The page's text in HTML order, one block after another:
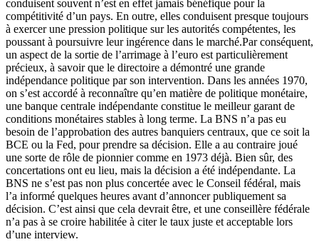
conduisent souvent n’est en effet jamais bénéfique pour la
compétitivité d’un pays. En outre, elles conduisent presque toujours
à exercer une pression politique sur les autorités compétentes, les
poussant à poursuivre leur ingérence dans le marché.Par conséquent,
un aspect de la sortie de l’arrimage à l’euro est particulièrement
précieux, à savoir que le directoire a démontré une grande
indépendance politique par son intervention. Dans les années 1970,
on s’est accordé à reconnaître qu’en matière de politique monétaire,
une banque centrale indépendante constitue le meilleur garant de
conditions monétaires stables à long terme. La BNS n’a pas eu
besoin de l’approbation des autres banquiers centraux, que ce soit la
BCE ou la Fed, pour prendre sa décision. Elle a au contraire joué
une sorte de rôle de pionnier comme en 1973 déjà. Bien sûr, des
concertations ont eu lieu, mais la décision a été indépendante. La
BNS ne s’est pas non plus concertée avec le Conseil fédéral, mais
l’a informé quelques heures avant d’annoncer publiquement sa
décision. C’est ainsi que cela devrait être, et une conseillère fédérale
n’a pas à se croire habilitée à citer le taux juste et acceptable lors
d’une interview.